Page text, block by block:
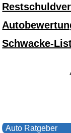
Schwacke-
Auto Ratgeber